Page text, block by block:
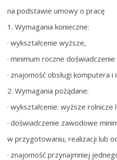
na podstawie umowy o pracę
1. Wymagania konieczne:
· wykształcenie wyższe,
· minimum roczne
· znajomość obsługi komputera
2. Wymagania pożądane:
· wykształcenie: wyższe rolnicze
· doświadczenie zawodowe
w przygotowaniu, realizacji lub
· znajomość przynajmniej